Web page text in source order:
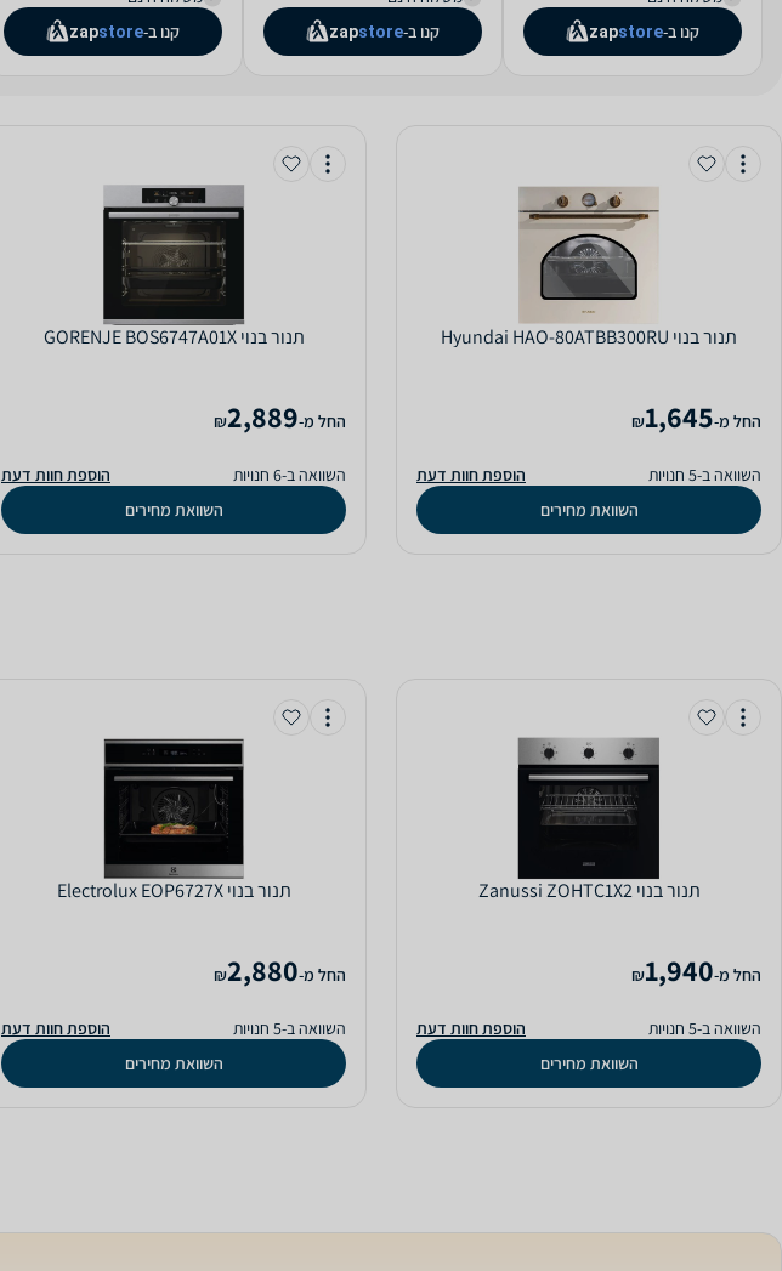
קנו ב-
zapstore
קנו ב-
zapstore
קנו ב-
zapstore
‏תנור בנוי Hyundai HAO-80ATBB300RU
‫החל מ-1,645
₪
השוואה ב-5 חנויות
הוספת חוות דעת
השוואת מחירים
‏תנור בנוי GORENJE BOS6747A01X
‫החל מ-2,889
₪
השוואה ב-6 חנויות
הוספת חוות דעת
השוואת מחירים
‏תנור בנוי Zanussi ZOHTC1X2
‫החל מ-1,940
₪
השוואה ב-5 חנויות
הוספת חוות דעת
השוואת מחירים
‏תנור בנוי Electrolux EOP6727X
‫החל מ-2,880
₪
השוואה ב-5 חנויות
הוספת חוות דעת
השוואת מחירים